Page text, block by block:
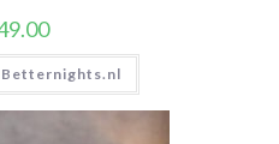
Betternights.nl